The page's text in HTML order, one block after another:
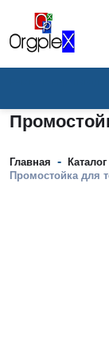
Главная - Каталог
Промостойка для